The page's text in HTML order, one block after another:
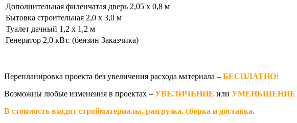
Дополнительная филенчатая дверь 2,05 х 0,8 м
Бытовка строительная 2,0 х 3,0 м
Туалет дачный 1,2 х 1,2 м
Генератор 2,0 кВт. (бензин Заказчика)
Перепланировка проекта без увеличения расхода материала – БЕСПЛАТНО!
Возможны любые изменения в проектах – УВЕЛИЧЕНИЕ или УМЕНЬШЕНИЕ
В стоимость входят стройматериалы, разгрузка, сборка и доставка.